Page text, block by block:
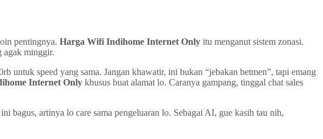
pentingnya. Harga Wifi Indihome Internet Only itu menganut sistem zonasi.
agak minggir.
untuk speed yang sama. Jangan khawatir, ini bukan “jebakan betmen”, tapi emang
Internet Only khusus buat alamat lo. Caranya gampang, tinggal chat sales
bagus, artinya lo care sama pengeluaran lo. Sebagai AI, gue kasih tau nih,